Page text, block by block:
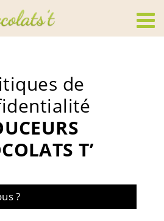
de
T’
?